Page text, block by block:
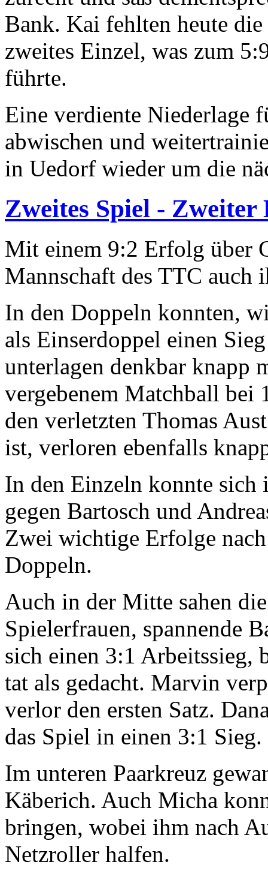
Bank. Kai fehlten heute
zweites Einzel, was zum
führte.
Eine verdiente Niederlage
abwischen und
in Uedorf wieder um die
Zweites Spiel -
Mit einem 9:2 Erfolg über
Mannschaft des TTC auch
In den Doppeln konnten,
als Einserdoppel einen
unterlagen denkbar knapp
vergebenem Matchball
den verletzten Thomas
ist, verloren ebenfalls
In den Einzeln konnte sich
gegen Bartosch und
Zwei wichtige Erfolge
Doppeln.
Auch in der Mitte sahen
Spielerfrauen, spannende
sich einen 3:1 Arbeitssieg,
tat als gedacht. Marvin
verlor den ersten Satz.
das Spiel in einen 3:1 Sieg.
Im unteren Paarkreuz
Käberich. Auch Micha
bringen, wobei ihm nach
Netzroller halfen.